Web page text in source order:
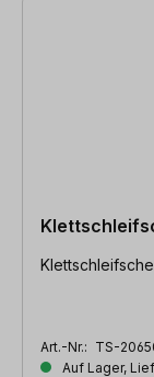
Art.-Nr.: TS-
Auf Lager,